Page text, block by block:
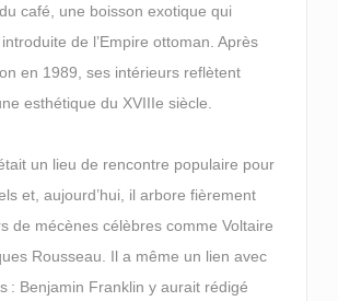
café, une boisson exotique qui
de l’Empire ottoman. Après
en 1989, ses intérieurs reflètent
esthétique du XVIIIe siècle.
un lieu de rencontre populaire pour
et, aujourd’hui, il arbore fièrement
de mécènes célèbres comme Voltaire
Rousseau. Il a même un lien avec
: Benjamin Franklin y aurait rédigé